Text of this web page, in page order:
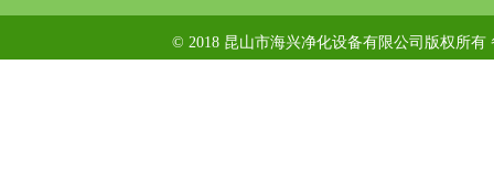
© 2018 昆山市海兴净化设备有限公司版权所有